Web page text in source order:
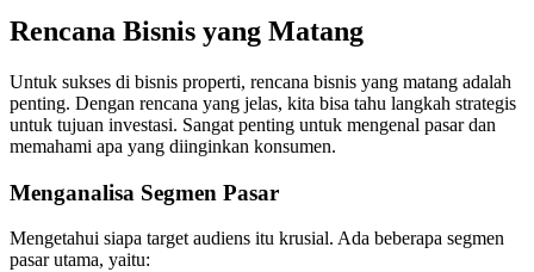
Rencana Bisnis yang Matang
Untuk sukses di bisnis properti, rencana bisnis yang matang adalah
penting. Dengan rencana yang jelas, kita bisa tahu langkah strategis
untuk tujuan investasi. Sangat penting untuk mengenal pasar dan
memahami apa yang diinginkan konsumen.
Menganalisa Segmen Pasar
Mengetahui siapa target audiens itu krusial. Ada beberapa segmen
pasar utama, yaitu: